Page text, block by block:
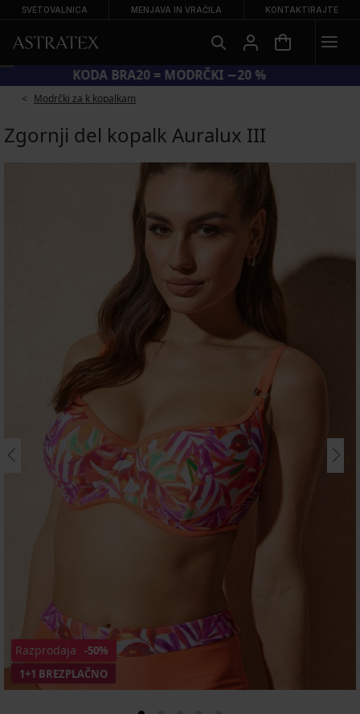
SVETOVALNICA MENJAVA IN VRAČILA KONTAKTIRAJTE
KODA BRA20 = MODRČKI −20 %
Modrčki za k kopalkam
Zgornji del kopalk Auralux III
1+1 BREZPLAČNO
Razprodaja -50%